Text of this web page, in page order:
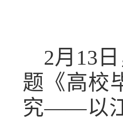
2月13
题《高校
究——以